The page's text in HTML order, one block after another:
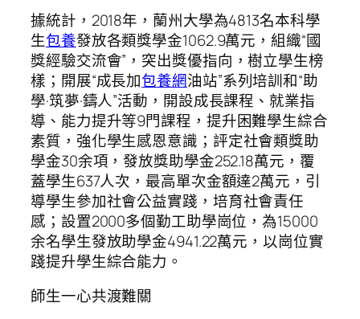
據統計，2018年，蘭州大學為4813名本科學
生包養發放各類獎學金1062.9萬元，組織“國
獎經驗交流會”，突出獎優指向，樹立學生榜
樣；開展“成長加包養網油站”系列培訓和“助
學·筑夢·鑄人”活動，開設成長課程、就業指
導、能力提升等9門課程，提升困難學生綜合
素質，強化學生感恩意識；評定社會類獎助
學金30余項，發放獎助學金252.18萬元，覆
蓋學生637人次，最高單次金額達2萬元，引
導學生參加社會公益實踐，培育社會責任
感；設置2000多個勤工助學崗位，為15000
余名學生發放助學金4941.22萬元，以崗位實
踐提升學生綜合能力。
師生一心共渡難關